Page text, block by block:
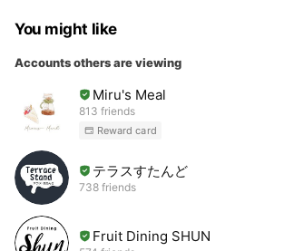
You might like
Accounts others are viewing
Miru's Meal
813 friends
Reward card
テラスすたんど
738 friends
Fruit Dining SHUN